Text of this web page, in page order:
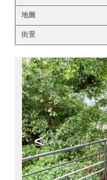
地圖
街景
<